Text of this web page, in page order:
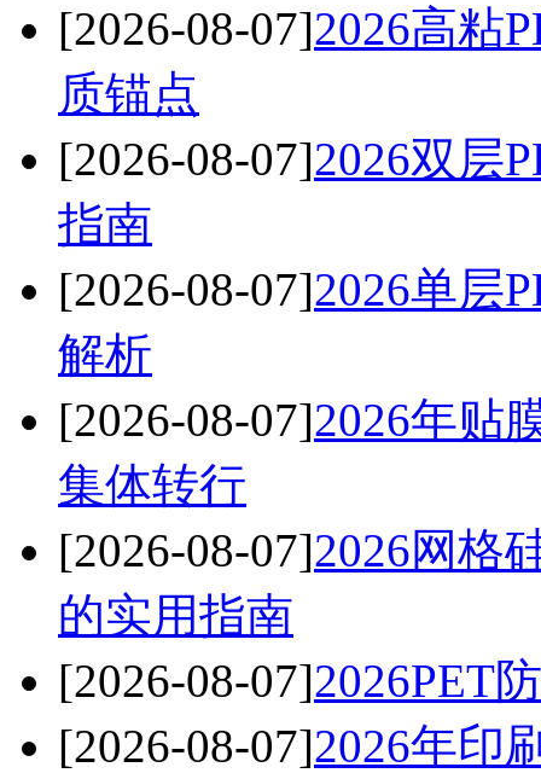
[2026-08-07]2026高粘
质锚点
[2026-08-07]2026双层
指南
[2026-08-07]2026单层
解析
[2026-08-07]2026年贴
集体转行
[2026-08-07]2026网格
的实用指南
[2026-08-07]2026PET
[2026-08-07]2026年印